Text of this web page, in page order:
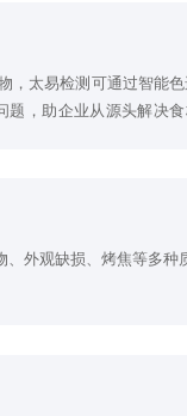
，太易检测可通过智能
，助企业从源头解决
; 形状、颜色分选等问
外观缺损、烤焦等多种